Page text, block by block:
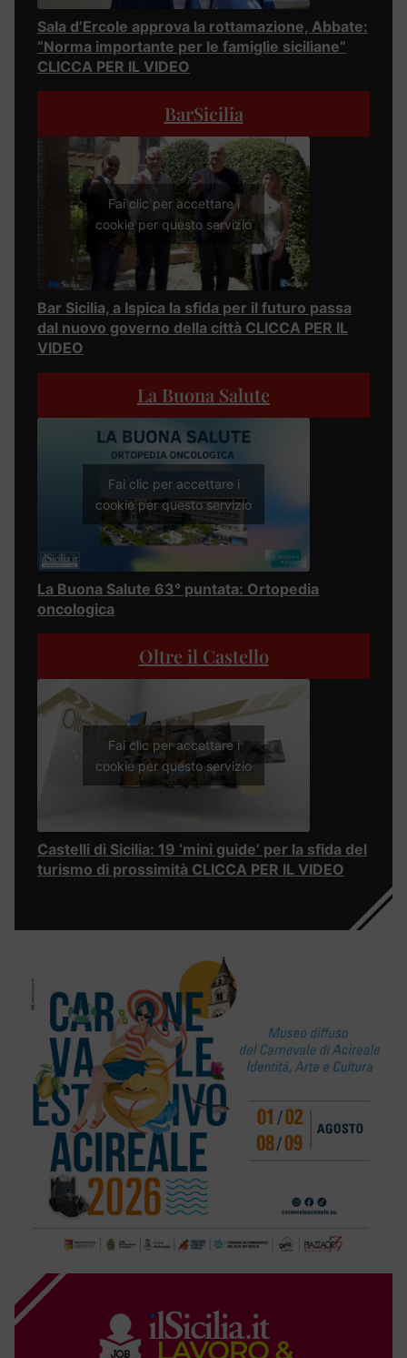
Sala d’Ercole approva la rottamazione, Abbate:
“Norma importante per le famiglie siciliane”
CLICCA PER IL VIDEO
BarSicilia
Fai clic per accettare i
cookie per questo servizio
Bar Sicilia, a Ispica la sfida per il futuro passa
dal nuovo governo della città CLICCA PER IL
VIDEO
La Buona Salute
Fai clic per accettare i
cookie per questo servizio
La Buona Salute 63° puntata: Ortopedia
oncologica
Oltre il Castello
Fai clic per accettare i
cookie per questo servizio
Castelli di Sicilia: 19 ‘mini guide’ per la sfida del
turismo di prossimità CLICCA PER IL VIDEO